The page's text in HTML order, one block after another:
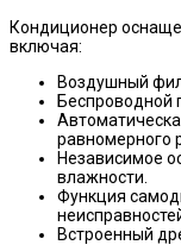
Кондиционер
включая:
Воздушный
Беспроводной
равномерного
Независимое
влажности.
Функция
Встроенный